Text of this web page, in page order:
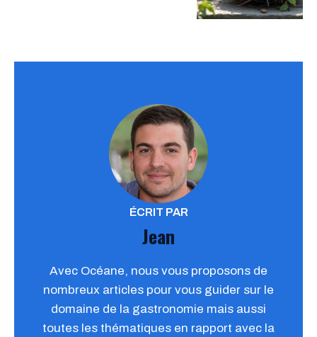
ÉCRIT PAR
Jean
Avec Océane, nous vous proposons de
nombreux articles pour vous guider sur le
domaine de la gastronomie mais aussi
toutes les thématiques en rapport avec la